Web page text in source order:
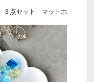
点セット マットホ